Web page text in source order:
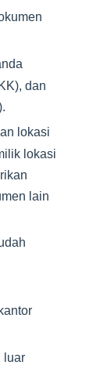
dan
lokasi
lokasi
lain
luar